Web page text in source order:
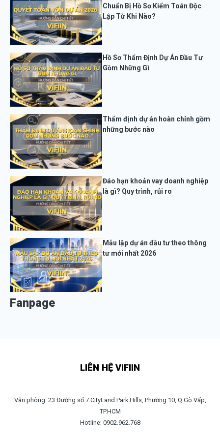
Chuẩn Bị Hồ Sơ Kiểm Toán Độc
Lập Từ Khi Nào?
Hồ Sơ Thẩm Định Dự Án Đầu Tư
Gồm Những Gì
Thẩm định dự án hoàn chỉnh gồm
những bước nào
Đáo hạn khoản vay doanh nghiệp
là gì? Quy trình, rủi ro
Mẫu lập dự án đầu tư theo thông
tư mới nhất 2026
Fanpage
LIÊN HỆ VIFIIN
Văn phòng: 23 Đường số 7 CityLand Park Hills, Phường 10, Q.Gò Vấp,
TP.HCM
Hotline: 0902.962.768